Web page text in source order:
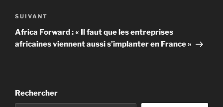
Article
suivant
SUIVANT
Africa Forward : « Il faut que les entreprises
africaines viennent aussi s’implanter en France »
Rechercher